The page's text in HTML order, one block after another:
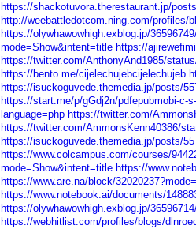
https://shackotuvora.therestaurant.jp/
http://weebattledotcom.ning.com/profiles/
https://olywhawowhigh.exblog.jp/
mode=Show&intent=title https://
https://twitter.com/AnthonyAnd1985/
https://bento.me/cijelechujebcijelechujeb
https://isuckoguvede.themedia.jp/posts/
https://start.me/p/gGdj2n/pdfepubmobi-c-
language=php https://twitter.com/
https://twitter.com/AmmonsKenn40386/
https://isuckoguvede.themedia.jp/posts/
https://www.colcampus.com/courses/
mode=Show&intent=title https://
https://www.are.na/block/
https://www.notebook.ai/documents/
https://olywhawowhigh.exblog.jp/
https://webhitlist.com/profiles/blogs/